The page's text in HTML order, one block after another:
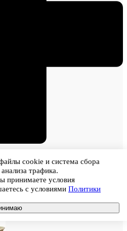
cookie и система сбора
трафика.
принимаете условия
с условиями Политики